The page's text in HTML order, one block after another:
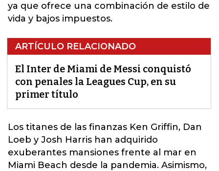
ya que ofrece una combinación de estilo de
vida y bajos impuestos.
ARTÍCULO RELACIONADO
El Inter de Miami de Messi conquistó
con penales la Leagues Cup, en su
primer título
Los titanes de las finanzas Ken Griffin, Dan
Loeb y Josh Harris han adquirido
exuberantes mansiones frente al mar en
Miami Beach desde la pandemia. Asimismo,